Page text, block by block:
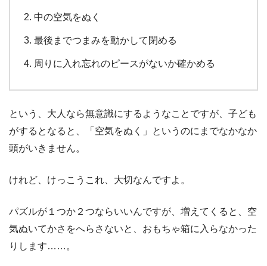
中の空気をぬく
最後までつまみを動かして閉める
周りに入れ忘れのピースがないか確かめる
という、大人なら無意識にするようなことですが、子ども
がするとなると、「空気をぬく」というのにまでなかなか
頭がいきません。
けれど、けっこうこれ、大切なんですよ。
パズルが１つか２つならいいんですが、増えてくると、空
気ぬいてかさをへらさないと、おもちゃ箱に入らなかった
りします……。